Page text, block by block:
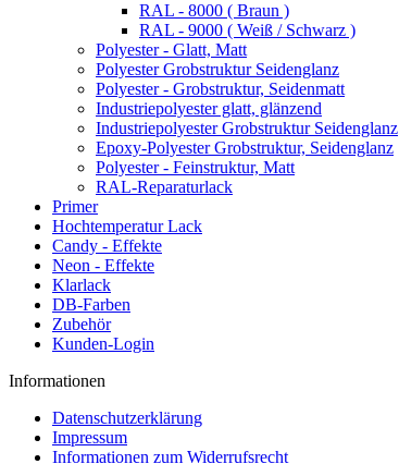
RAL - 8000 ( Braun )
RAL - 9000 ( Weiß / Schwarz )
Polyester - Glatt, Matt
Polyester Grobstruktur Seidenglanz
Polyester - Grobstruktur, Seidenmatt
Industriepolyester glatt, glänzend
Industriepolyester Grobstruktur Seidenglanz
Epoxy-Polyester Grobstruktur, Seidenglanz
Polyester - Feinstruktur, Matt
RAL-Reparaturlack
Primer
Hochtemperatur Lack
Candy - Effekte
Neon - Effekte
Klarlack
DB-Farben
Zubehör
Kunden-Login
Informationen
Datenschutzerklärung
Impressum
Informationen zum Widerrufsrecht